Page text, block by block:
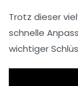
Trotz dieser
schnelle
wichtiger